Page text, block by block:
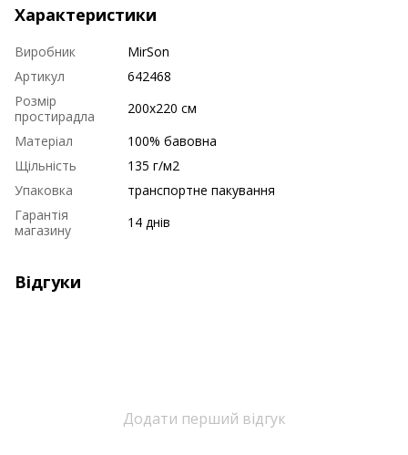
Характеристики
Виробник
MirSon
Артикул
642468
Розмір
простирадла
200х220 см
Матеріал
100% бавовна
Щільність
135 г/м2
Упаковка
транспортне пакування
Гарантія
магазину
14 днів
Відгуки
Додати перший відгук